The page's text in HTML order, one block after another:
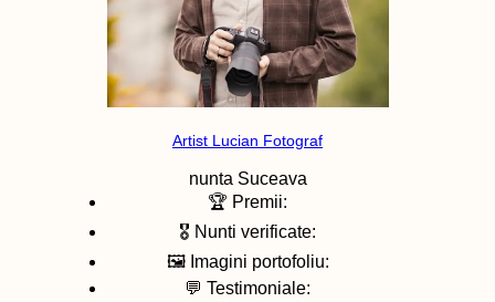
Artist Lucian Fotograf
nunta Suceava
🏆 Premii:
🎖️ Nunti verificate:
🖼️ Imagini portofoliu:
💬 Testimoniale: